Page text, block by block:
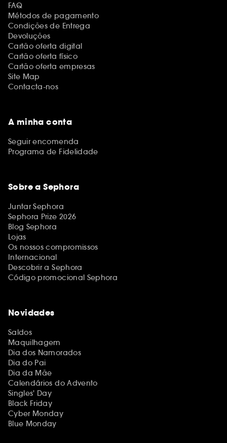
FAQ
Métodos de pagamento
Condições de Entrega
Devoluções
Cartão oferta digital
Cartão oferta físico
Cartão oferta empresas
Site Map
Contacta-nos
A minha conta
Seguir encomenda
Programa de Fidelidade
Sobre a Sephora
Juntar Sephora
Sephora Prize 2026
Blog Sephora
Lojas
Os nossos compromissos
Internacional
Descobrir a Sephora
Código promocional Sephora
Novidades
Saldos
Maquilhagem
Dia dos Namorados
Dia do Pai
Dia da Mãe
Calendários do Advento
Singles' Day
Black Friday
Cyber Monday
Blue Monday